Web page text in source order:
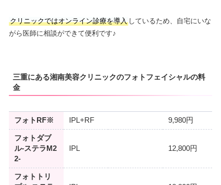
クリニックではオンライン診療を導入しているため、自宅にいな
がら医師に相談ができて便利です♪
三重にある湘南美容クリニックのフォトフェイシャルの料
金
フォトRF※ IPL+RF 9,980円
フォトダブ
ル-ステラM2
2-
IPL 12,800円
フォトトリ